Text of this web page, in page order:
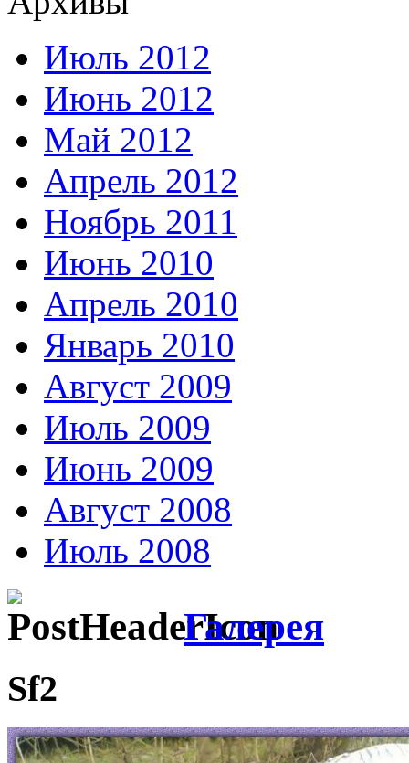
Июль 2012
Июнь 2012
Май 2012
Апрель 2012
Ноябрь 2011
Июнь 2010
Апрель 2010
Январь 2010
Август 2009
Июль 2009
Июнь 2009
Август 2008
Июль 2008
Галерея
Sf2